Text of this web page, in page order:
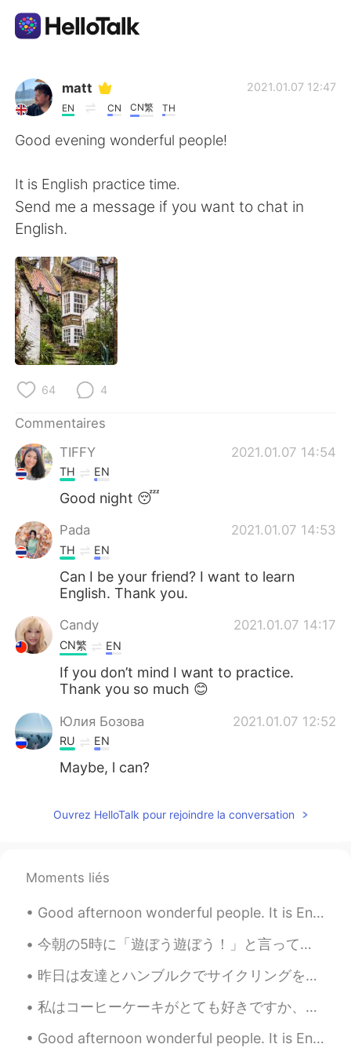
Appli d'échange linguistique
AI Grammar Checker
English
繁體中文
العربية
日本語
Русский
Türkçe
matt
EN CN CN繁 TH
2021.01.07 12:47
Good evening wonderful people!
It is English practice time.
Send me a message if you want to chat in
English.
64 4
Commentaires
TIFFY
2021.01.07 14:54
TH EN
Good night 😴
Pada 2021.01.07 14:53
TH EN
Can I be your friend? I want to learn
English. Thank you.
Candy 2021.01.07 14:17
CN繁 EN
If you don’t mind I want to practice.
Thank you so much 😊
Юлия Бозова 2021.01.07 12:52
RU EN
Maybe, l can?
Ouvrez HelloTalk pour rejoindre la conversation
Moments liés
Good afternoon wonderful people. It is English speaking practice time again! Send me a message i...
今朝の5時に「遊ぼう遊ぼう！」と言ってた She was saying “let’s play let’s play!” at 5 this morning だから1時間ぐらいで外に遊んでた...
昨日は友達とハンブルクでサイクリングをしました。良い天気でした。少し暖かったので、春の感じでした。😄 しかしレストランやお店全部閉まっています。ハンブルクで毎年11月からクリスマスマーケットがあ...
私はコーヒーケーキがとても好きですか、息子のために良く買ってあげるので、今週末に作ってみようと思った I really like coffee cake and often buy it for...
Good afternoon wonderful people. It is English speaking practice time. Send me a message if you ...